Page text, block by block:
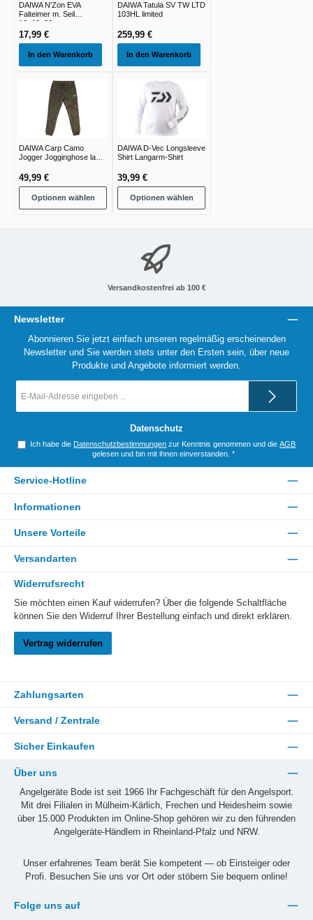
DAIWA N'Zon EVA
Falteimer m. Seil
16x16x20cm
17,99 €
In den Warenkorb
DAIWA Tatula SV TW LTD
103HL limited
259,99 €
In den Warenkorb
DAIWA Carp Camo
Jogger Jogginghose lang
49,99 €
Optionen wählen
DAIWA D-Vec Longsleeve
Shirt Langarm-Shirt
39,99 €
Optionen wählen
Versandkostenfrei ab 100 €
Newsletter
Abonnieren Sie jetzt einfach unseren regelmäßig erscheinenden
Newsletter und Sie werden stets unter den Ersten sein, über neue
Produkte und Angebote informiert werden.
Mail-
Datenschutz
Ich habe die Datenschutzbestimmungen zur Kenntnis genommen und dieAGB
gelesen und bin mit ihnen einverstanden. *
Service-Hotline
Informationen
Unsere Vorteile
Versandarten
Widerrufsrecht
Sie möchten einen Kauf widerrufen? Über die folgende Schaltfläche
können Sie den Widerruf Ihrer Bestellung einfach und direkt erklären.
Vertrag widerrufen
Zahlungsarten
Versand / Zentrale
Sicher Einkaufen
Über uns
Angelgeräte Bode ist seit 1966 Ihr Fachgeschäft für den Angelsport.
Mit drei Filialen in Mülheim-Kärlich, Frechen und Heidesheim sowie
über 15.000 Produkten im Online-Shop gehören wir zu den führenden
Angelgeräte-Händlern in Rheinland-Pfalz und NRW.
Unser erfahrenes Team berät Sie kompetent — ob Einsteiger oder
Profi. Besuchen Sie uns vor Ort oder stöbern Sie bequem online!
Folge uns auf